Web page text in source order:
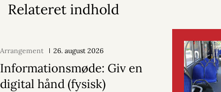
Relateret indhold
Arrangement 26. august 2026
Informationsmøde: Giv en
digital hånd (fysisk)